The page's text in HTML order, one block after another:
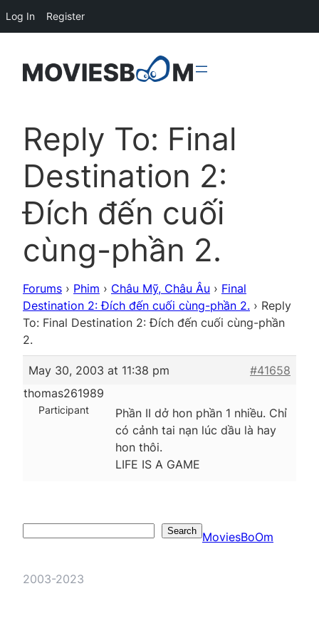
Reply To: Final
Destination 2:
Đích đến cuối
cùng-phần 2.
Forums › Phim › Châu Mỹ, Châu Âu › Final
Destination 2: Đích đến cuối cùng-phần 2. › Reply
To: Final Destination 2: Đích đến cuối cùng-phần
2.
May 30, 2003 at 11:38 pm
#41658
thomas261989
Participant
Phần II dở hon phần 1 nhiều. Chỉ
có cảnh tai nạn lúc dầu là hay
hon thôi.
LIFE IS A GAME
Search MoviesBoOm
2003-2023
Log In Register